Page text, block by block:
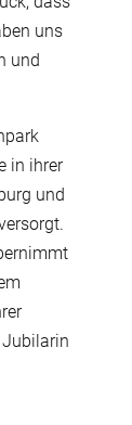
uns
und
in ihrer
und
Jubilarin